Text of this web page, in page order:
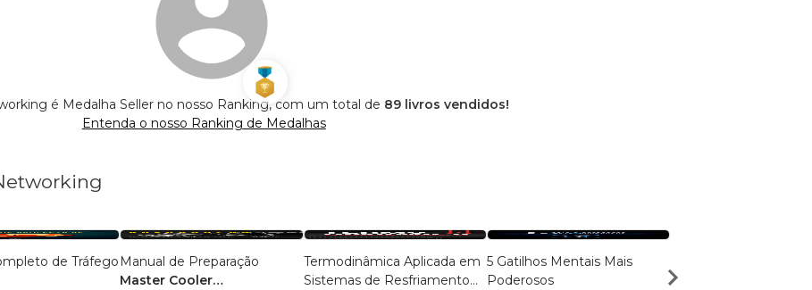
é Medalha Seller no nosso Ranking, com um total de 89 livros vendidos!
Entenda o nosso Ranking de Medalhas
de Tráfego Manual de Preparação
Master Cooler
Termodinâmica Aplicada em
Sistemas de Resfriamento
5 Gatilhos Mentais Mais
Poderosos
DIGITAL